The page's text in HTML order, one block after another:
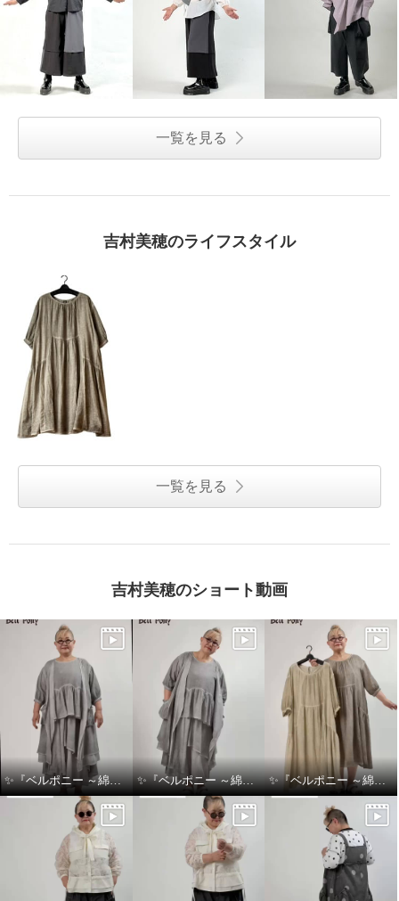
一覧を見る
吉村美穂のライフスタイル
一覧を見る
吉村美穂のショート動画
✨『ベルポニー ～綿麻製品染めシリーズ～』✨ ✨『ベルポニー ～綿麻製品染めシリーズ～』✨ ✨『ベルポニー ～綿麻製品染めシリーズ～』✨